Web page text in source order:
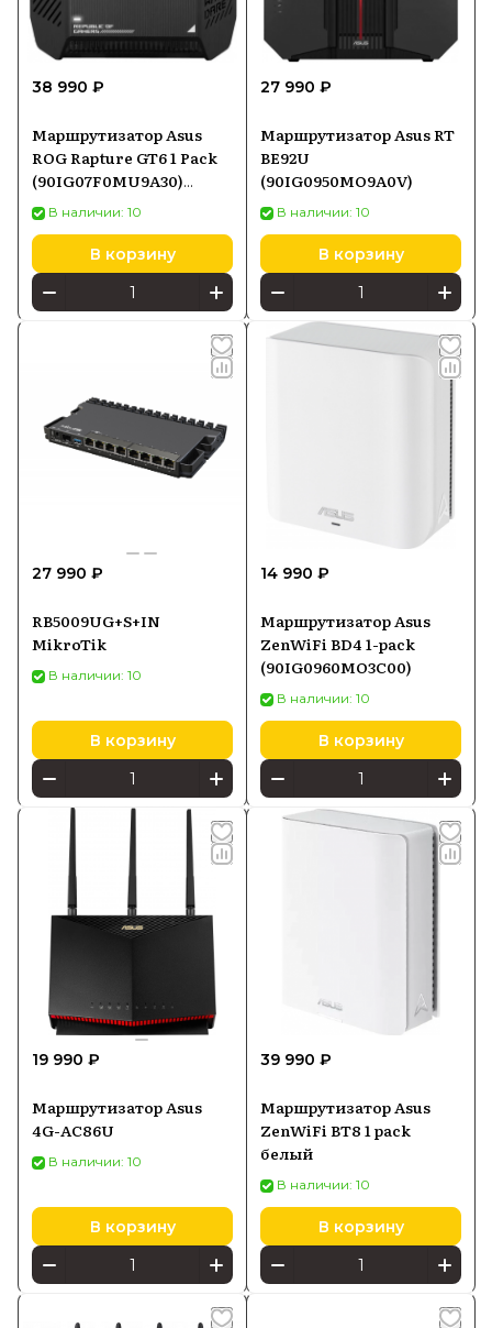
38 990 ₽
Маршрутизатор Asus
ROG Rapture GT6 1 Pack
(90IG07F0MU9A30)
черный
В наличии: 10
В корзину
27 990 ₽
Маршрутизатор Asus RT
BE92U
(90IG0950MO9A0V)
В наличии: 10
В корзину
27 990 ₽
RB5009UG+S+IN
MikroTik
В наличии: 10
В корзину
14 990 ₽
Маршрутизатор Asus
ZenWiFi BD4 1-pack
(90IG0960MO3C00)
В наличии: 10
В корзину
19 990 ₽
Маршрутизатор Asus
4G-AC86U
В наличии: 10
В корзину
39 990 ₽
Маршрутизатор Asus
ZenWiFi BT8 1 pack
белый
В наличии: 10
В корзину